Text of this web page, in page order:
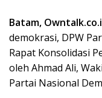
Batam,
demokrasi, DPW
Rapat Konsolidasi
oleh Ahmad Ali,
Partai Nasional